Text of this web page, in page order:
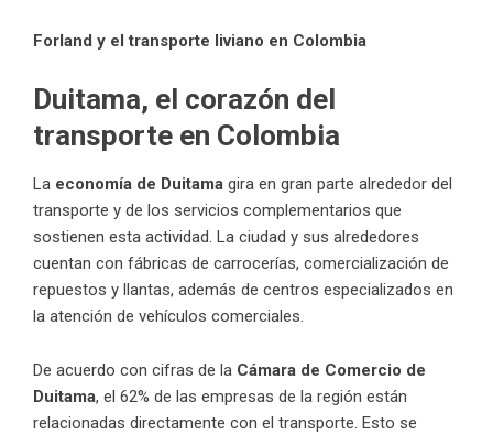
Forland y el transporte liviano en Colombia
Duitama, el corazón del
transporte en Colombia
La economía de Duitama gira en gran parte alrededor del
transporte y de los servicios complementarios que
sostienen esta actividad. La ciudad y sus alrededores
cuentan con fábricas de carrocerías, comercialización de
repuestos y llantas, además de centros especializados en
la atención de vehículos comerciales.
De acuerdo con cifras de la Cámara de Comercio de
Duitama, el 62% de las empresas de la región están
relacionadas directamente con el transporte. Esto se